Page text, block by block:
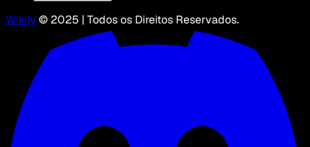
Wikily © 2025 | Todos os Direitos Reservados.